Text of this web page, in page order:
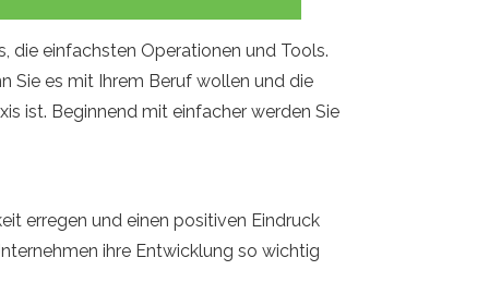
die einfachsten Operationen und Tools.
Sie es mit Ihrem Beruf wollen und die
ist. Beginnend mit einfacher werden Sie
erregen und einen positiven Eindruck
ihre Entwicklung so wichtig